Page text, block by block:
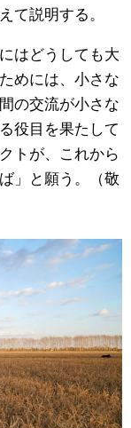
て説明する。
はどうしても大
めには、小さな
の交流が小さな
役目を果たして
トが、これから
」と願う。（敬